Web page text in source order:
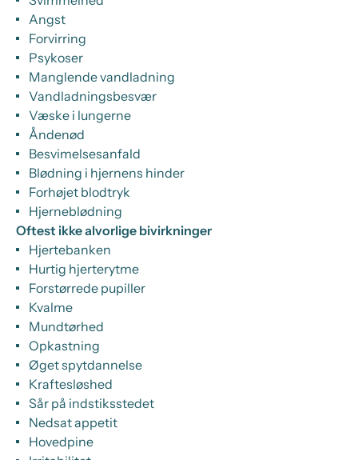
Angst
Forvirring
Psykoser
Manglende vandladning
Vandladningsbesvær
Væske i lungerne
Åndenød
Besvimelsesanfald
Blødning i hjernens hinder
Forhøjet blodtryk
Hjerneblødning
Oftest ikke alvorlige bivirkninger
Hjertebanken
Hurtig hjerterytme
Forstørrede pupiller
Kvalme
Mundtørhed
Opkastning
Øget spytdannelse
Kraftesløshed
Sår på indstiksstedet
Nedsat appetit
Hovedpine